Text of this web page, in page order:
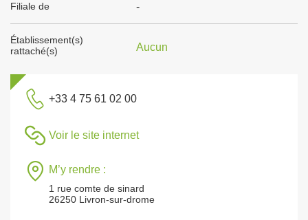
Filiale de -
Établissement(s)
rattaché(s)
Aucun
+33 4 75 61 02 00
Voir le site internet
M’y rendre :
1 rue comte de sinard
26250 Livron-sur-drome